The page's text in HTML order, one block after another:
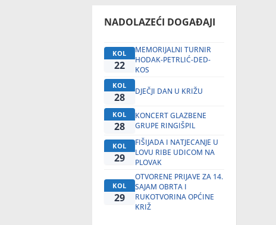
NADOLAZEĆI DOGAĐAJI
KOL
22
MEMORIJALNI TURNIR
HODAK-PETRLIĆ-DED-
KOS
KOL
28 DJEČJI DAN U KRIŽU
KOL
28
KONCERT GLAZBENE
GRUPE RINGIŠPIL
KOL
29
FIŠIJADA I NATJECANJE U
LOVU RIBE UDICOM NA
PLOVAK
KOL
29
OTVORENE PRIJAVE ZA 14.
SAJAM OBRTA I
RUKOTVORINA OPĆINE
KRIŽ